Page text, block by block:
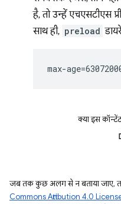
है, तो उन्हें एचएसटीएस
साथ ही, preload
क्या इस
जब तक कुछ अलग से न बताया जाए,
Commons Attribution 4.0